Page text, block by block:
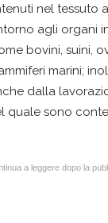
nel tessuto
agli organi
bovini, suini,
marini;
dalla
quale sono
a leggere dopo la